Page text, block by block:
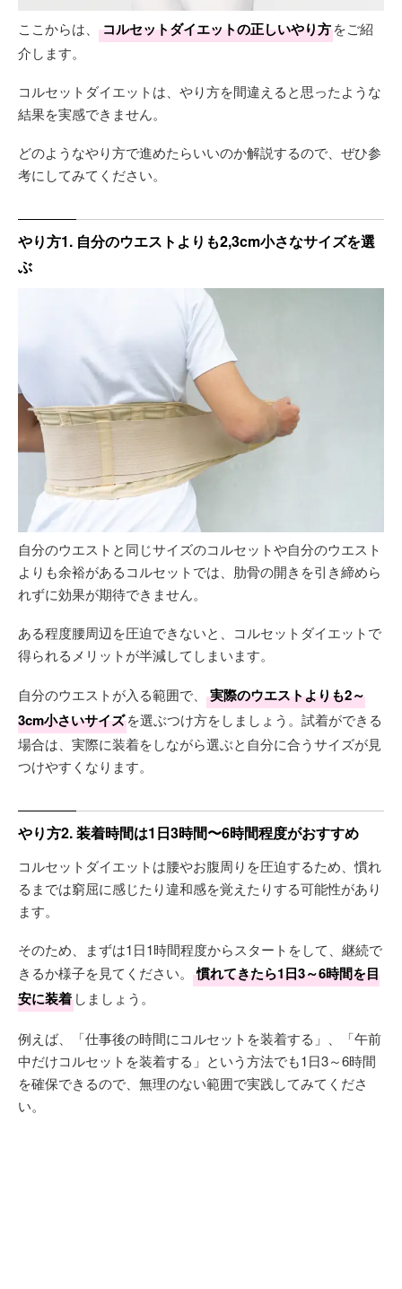
ここからは、 コルセットダイエットの正しいやり方をご紹
介します。
コルセットダイエットは、やり方を間違えると思ったような
結果を実感できません。
どのようなやり方で進めたらいいのか解説するので、ぜひ参
考にしてみてください。
やり方1. 自分のウエストよりも2,3cm小さなサイズを選
ぶ
自分のウエストと同じサイズのコルセットや自分のウエスト
よりも余裕があるコルセットでは、肋骨の開きを引き締めら
れずに効果が期待できません。
ある程度腰周辺を圧迫できないと、コルセットダイエットで
得られるメリットが半減してしまいます。
自分のウエストが入る範囲で、
実際のウエストよりも2～
3cm小さいサイズを選ぶつけ方をしましょう。試着ができる
場合は、実際に装着をしながら選ぶと自分に合うサイズが見
つけやすくなります。
やり方2. 装着時間は1日3時間〜6時間程度がおすすめ
コルセットダイエットは腰やお腹周りを圧迫するため、慣れ
るまでは窮屈に感じたり違和感を覚えたりする可能性があり
ます。
そのため、まずは1日1時間程度からスタートをして、継続で
きるか様子を見てください。
慣れてきたら1日3～6時間を目
安に装着 しましょう。
例えば、「仕事後の時間にコルセットを装着する」、「午前
中だけコルセットを装着する」という方法でも1日3～6時間
を確保できるので、無理のない範囲で実践してみてくださ
い。